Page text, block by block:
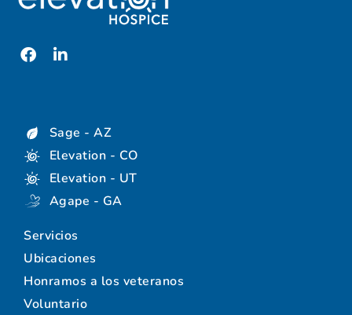
Sage - AZ
Elevation - CO
Elevation - UT
Agape - GA
Servicios
Ubicaciones
Honramos a los veteranos
Voluntario